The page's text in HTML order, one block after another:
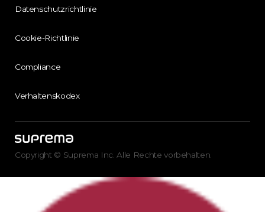
Datenschutzrichtlinie
Cookie-Richtlinie
Compliance
Verhaltenskodex
Copyright © Suprema Inc. Alle Rechte vorbehalten.